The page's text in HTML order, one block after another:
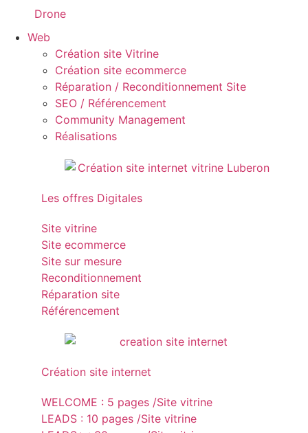
Drone
Web
Création site Vitrine
Création site ecommerce
Réparation / Reconditionnement Site
SEO / Référencement
Community Management
Réalisations
Les offres Digitales
Site vitrine
Site ecommerce
Site sur mesure
Reconditionnement
Réparation site
Référencement
Création site internet
WELCOME : 5 pages /Site vitrine
LEADS : 10 pages /Site vitrine